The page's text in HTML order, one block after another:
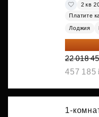
2 кв
Платите
Лоджия
19 156
22 018
457 185
1-